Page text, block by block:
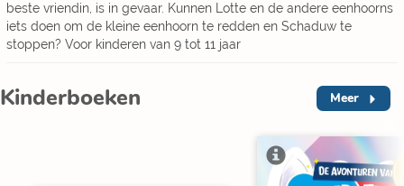
beste vriendin, is in gevaar. Kunnen Lotte en de andere eenhoorns
iets doen om de kleine eenhoorn te redden en Schaduw te
stoppen? Voor kinderen van 9 tot 11 jaar
Kinderboeken Meer